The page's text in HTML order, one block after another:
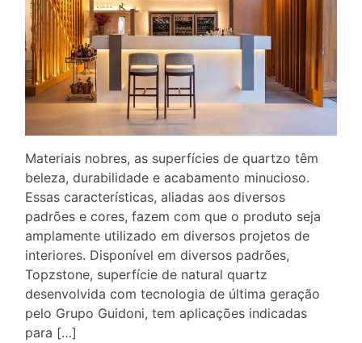
Materiais nobres, as superfícies de quartzo têm
beleza, durabilidade e acabamento minucioso.
Essas características, aliadas aos diversos
padrões e cores, fazem com que o produto seja
amplamente utilizado em diversos projetos de
interiores. Disponível em diversos padrões,
Topzstone, superfície de natural quartz
desenvolvida com tecnologia de última geração
pelo Grupo Guidoni, tem aplicações indicadas
para […]